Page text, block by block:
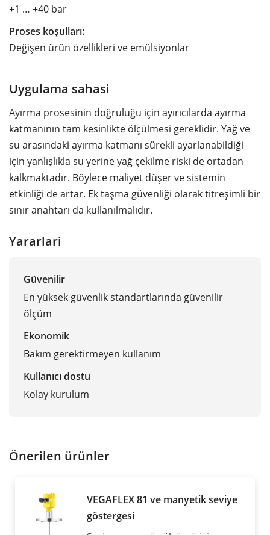
+1 … +40 bar
Proses koşulları:
Değişen ürün özellikleri ve emülsiyonlar
Uygulama sahasi
Ayırma prosesinin doğruluğu için ayırıcılarda ayırma
katmanının tam kesinlikte ölçülmesi gereklidir. Yağ ve
su arasındaki ayırma katmanı sürekli ayarlanabildiği
için yanlışlıkla su yerine yağ çekilme riski de ortadan
kalkmaktadır. Böylece maliyet düşer ve sistemin
etkinliği de artar. Ek taşma güvenliği olarak titreşimli bir
sınır anahtarı da kullanılmalıdır.
Yararlari
Güvenilir
En yüksek güvenlik standartlarında güvenilir
ölçüm
Ekonomik
Bakım gerektirmeyen kullanım
Kullanıcı dostu
Kolay kurulum
Önerilen ürünler
VEGAFLEX 81 ve manyetik seviye
göstergesi